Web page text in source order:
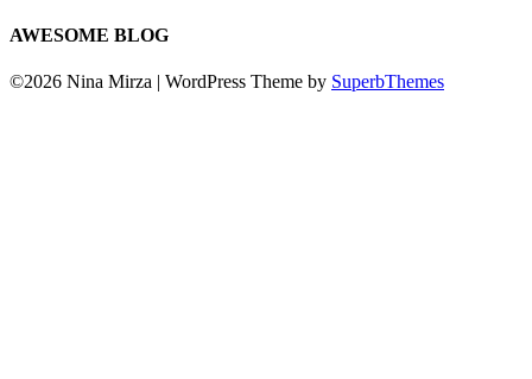
AWESOME BLOG
©2026 Nina Mirza | WordPress Theme by SuperbThemes